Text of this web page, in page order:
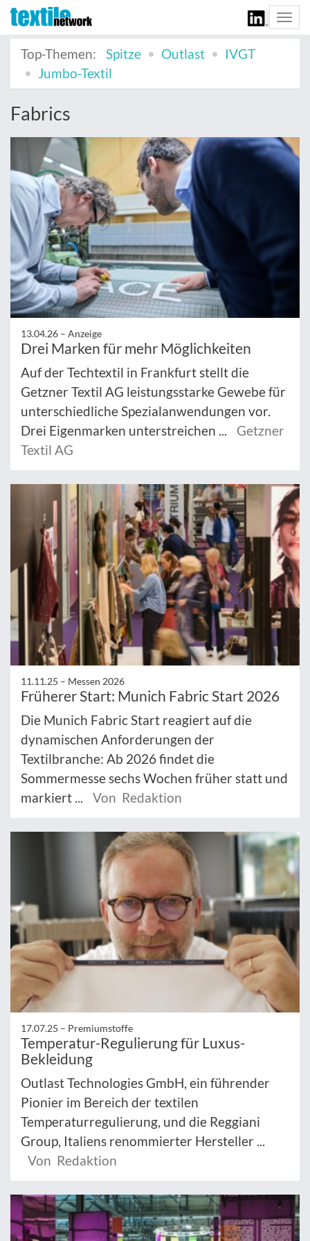
Top-Themen:
Spitze Outlast
IVGT
Jumbo-Textil
Fabrics
13.04.26 – Anzeige
Drei Marken für mehr Möglichkeiten
Auf der Techtextil in Frankfurt stellt die
Getzner Textil AG leistungsstarke Gewebe für
unterschiedliche Spezialanwendungen vor.
Drei Eigenmarken unterstreichen ...
Getzner
Textil AG
11.11.25 – Messen 2026
Früherer Start: Munich Fabric Start 2026
Die Munich Fabric Start reagiert auf die
dynamischen Anforderungen der
Textilbranche: Ab 2026 findet die
Sommermesse sechs Wochen früher statt und
markiert ...
Von Redaktion
17.07.25 – Premiumstoffe
Temperatur-Regulierung für Luxus-
Bekleidung
Outlast Technologies GmbH, ein führender
Pionier im Bereich der textilen
Temperaturregulierung, und die Reggiani
Group, Italiens renommierter Hersteller ...
Von Redaktion